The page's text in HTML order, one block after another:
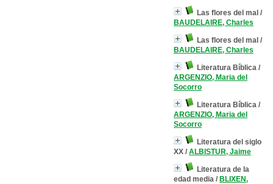
Las flores del mal /
BAUDELAIRE, Charles
Las flores del mal /
BAUDELAIRE, Charles
Literatura Bíblica /
ARGENZIO, Maria del
Socorro
Literatura Bíblica /
ARGENZIO, Maria del
Socorro
Literatura del siglo
XX / ALBISTUR, Jaime
Literatura de la
edad media / BLIXEN,